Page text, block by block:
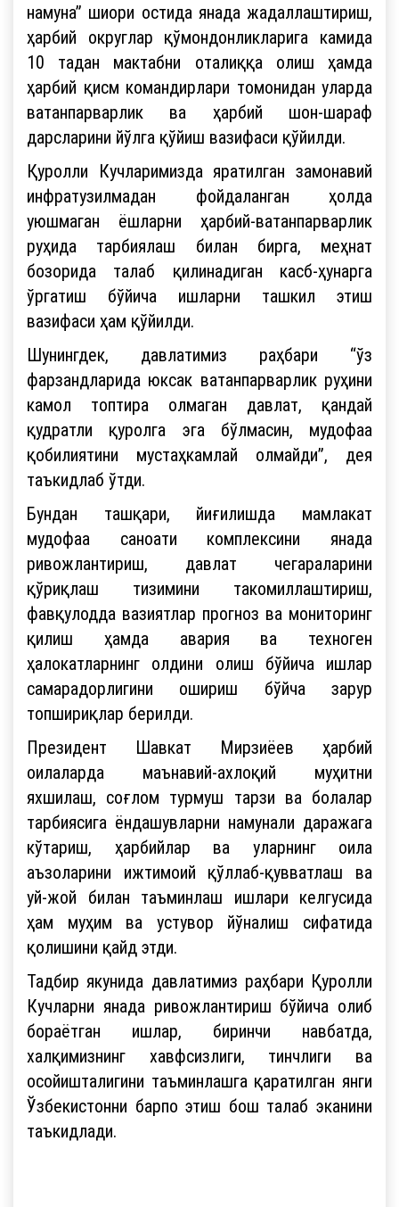
намуна” шиори остида янада жадаллаштириш,
ҳарбий округлар қўмондонликларига камида
10 тадан мактабни оталиққа олиш ҳамда
ҳарбий қисм командирлари томонидан уларда
ватанпарварлик ва ҳарбий шон-шараф
дарсларини йўлга қўйиш вазифаси қўйилди.
Қуролли Кучларимизда яратилган замонавий
инфратузилмадан фойдаланган ҳолда
уюшмаган ёшларни ҳарбий-ватанпарварлик
руҳида тарбиялаш билан бирга, меҳнат
бозорида талаб қилинадиган касб-ҳунарга
ўргатиш бўйича ишларни ташкил этиш
вазифаси ҳам қўйилди.
Шунингдек, давлатимиз раҳбари “ўз
фарзандларида юксак ватанпарварлик руҳини
камол топтира олмаган давлат, қандай
қудратли қуролга эга бўлмасин, мудофаа
қобилиятини мустаҳкамлай олмайди”, дея
таъкидлаб ўтди.
Бундан ташқари, йиғилишда мамлакат
мудофаа саноати комплексини янада
ривожлантириш, давлат чегараларини
қўриқлаш тизимини такомиллаштириш,
фавқулодда вазиятлар прогноз ва мониторинг
қилиш ҳамда авария ва техноген
ҳалокатларнинг олдини олиш бўйича ишлар
самарадорлигини ошириш бўйча зарур
топшириқлар берилди.
Президент Шавкат Мирзиёев ҳарбий
оилаларда маънавий-ахлоқий муҳитни
яхшилаш, соғлом турмуш тарзи ва болалар
тарбиясига ёндашувларни намунали даражага
кўтариш, ҳарбийлар ва уларнинг оила
аъзоларини ижтимоий қўллаб-қувватлаш ва
уй-жой билан таъминлаш ишлари келгусида
ҳам муҳим ва устувор йўналиш сифатида
қолишини қайд этди.
Тадбир якунида давлатимиз раҳбари Қуролли
Кучларни янада ривожлантириш бўйича олиб
бораётган ишлар, биринчи навбатда,
халқимизнинг хавфсизлиги, тинчлиги ва
осойишталигини таъминлашга қаратилган янги
Ўзбекистонни барпо этиш бош талаб эканини
таъкидлади.